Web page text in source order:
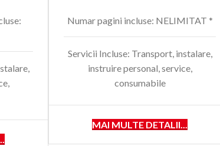
Numar pagini incluse: NELIMITAT *
Servicii Incluse: Transport, instalare,
instruire personal, service,
consumabile
MAI MULTE DETALII...